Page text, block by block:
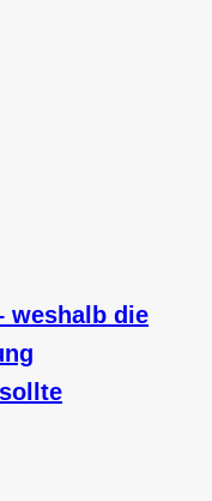
weshalb die